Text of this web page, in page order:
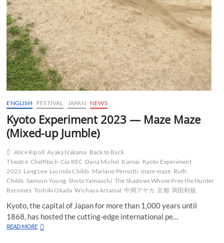
ENGLISH FESTIVAL JAPAN NEWS
Kyoto Experiment 2023 — Maze Maze
(Mixed-up Jumble)
Alice Ripoll Ayaka Nakama Back to Back
Theatre Chelfitsch Cia.REC Dana Michel Kansai Kyoto Experiment
2023 Lang Lee Lucinda Childs Mariano Pensotti maze maze Ruth
Childs Samson Young Shota Yamauchi The Shadows Whose Prey the Hunter
Becomes Toshiki Okada Wichaya Artamat 中間アヤカ 京都 岡田利規
Kyoto, the capital of Japan for more than 1,000 years until
1868, has hosted the cutting-edge international pe…
READ MOREKyoto